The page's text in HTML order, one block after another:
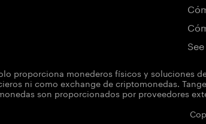
proporciona monederos físicos y soluciones
ni como exchange de criptomonedas.
son proporcionados por proveedores